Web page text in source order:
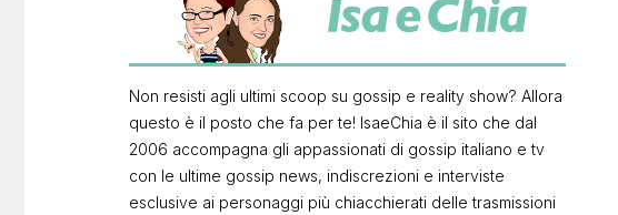
Non resisti agli ultimi scoop su gossip e reality show? Allora
questo è il posto che fa per te! IsaeChia è il sito che dal
2006 accompagna gli appassionati di gossip italiano e tv
con le ultime gossip news, indiscrezioni e interviste
esclusive ai personaggi più chiacchierati delle trasmissioni